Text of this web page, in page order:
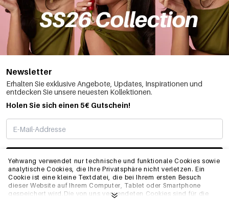
Yehwang verwendet nur technische und funktionale Cookies sowie
analytische Cookies, die Ihre Privatsphäre nicht verletzen. Ein
Cookie ist eine kleine Textdatei, die bei Ihrem ersten Besuch
dieser Website auf Ihrem Computer, Tablet oder Smartphone
gespeichert wird.Die von uns verwendeten Cookies sind für die
Newsletter
Erhalten Sie exklusive Angebote, Updates, Inspirationen und
entdecken Sie unsere neuesten Kollektionen.
Holen Sie sich einen 5€ Gutschein!
ABONNIEREN
INFO